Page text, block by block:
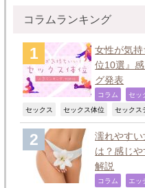
コラムランキング
女性が気
位10選』
グ発表
コラム セッ
セックス セックス体位 セックス
濡れやすい
は？感じ
解説
コラム エッ